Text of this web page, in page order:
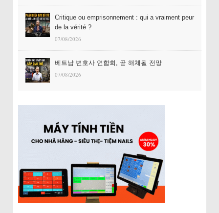
Critique ou emprisonnement : qui a vraiment peur
de la vérité ?
07/08/2026
베트남 변호사 연합회, 곧 해체될 전망
07/08/2026